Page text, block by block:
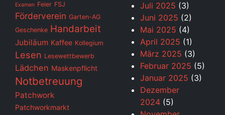
Examen Feier FSJ
Förderverein Garten-AG
Geschenke Handarbeit
Jubiläum Kaffee Kollegium
Lesen Lesewettbewerb
Lädchen Maskenpflicht
Notbetreuung
Patchwork
Patchworkmarkt
Juli 2025 (3)
Juni 2025 (2)
Mai 2025 (4)
April 2025 (1)
März 2025 (3)
Februar 2025 (5)
Januar 2025 (3)
Dezember
2024 (5)